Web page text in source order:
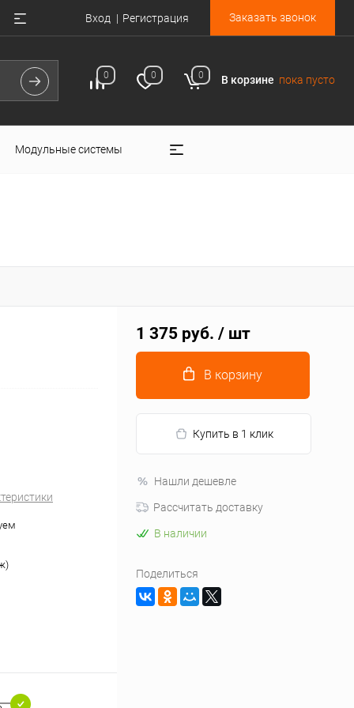
Вход Регистрация Заказать звонок
0 0 0 В корзине пока пусто
Модульные системы
1 375 руб. / шт
В корзину
Купить в 1 клик
Нашли дешевле
Рассчитать доставку
В наличии
Поделиться